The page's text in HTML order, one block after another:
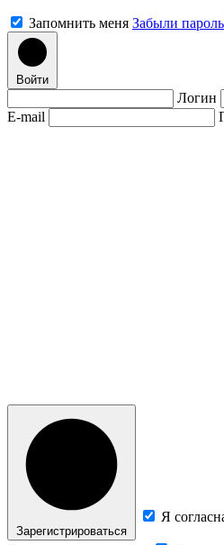
Запомнить меня Забыли
Войти
Логин
E-mail
Зарегистрироваться
Я